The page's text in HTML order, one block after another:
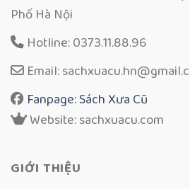
Phố Hà Nội
Hotline: 0373.11.88.96
Email:
Fanpage: Sách Xưa Cũ
Website: sachxuacu.com
GIỚI THIỆU